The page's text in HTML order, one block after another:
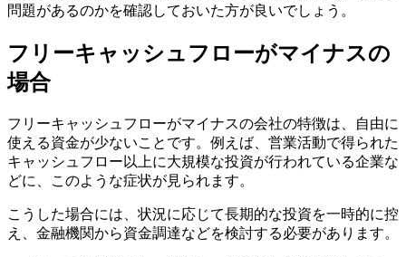
問題があるのかを確認しておいた方が良いでしょう。
フリーキャッシュフローがマイナスの
場合
フリーキャッシュフローがマイナスの会社の特徴は、自由に
使える資金が少ないことです。例えば、営業活動で得られた
キャッシュフロー以上に大規模な投資が行われている企業な
どに、このような症状が見られます。
こうした場合には、状況に応じて長期的な投資を一時的に控
え、金融機関から資金調達などを検討する必要があります。